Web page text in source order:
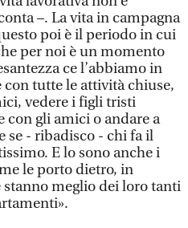
–. La vita in campagna
poi è il periodo in cui
per noi è un momento
ce l’abbiamo in
con tutte le attività chiuse,
vedere i figli tristi
con gli amici o andare a
se - ribadisco - chi fa il
E lo sono anche i
le porto dietro, in
meglio dei loro tanti